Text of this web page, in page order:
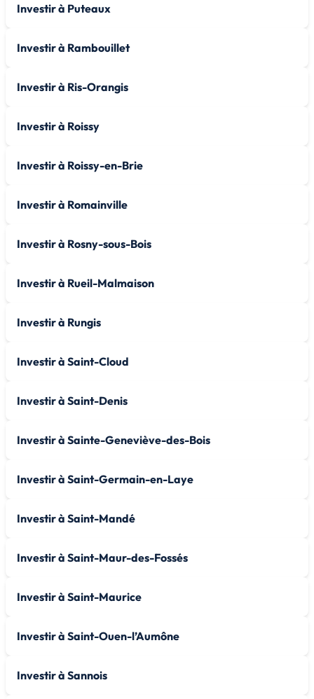
Investir à Puteaux
Investir à Rambouillet
Investir à Ris-Orangis
Investir à Roissy
Investir à Roissy-en-Brie
Investir à Romainville
Investir à Rosny-sous-Bois
Investir à Rueil-Malmaison
Investir à Rungis
Investir à Saint-Cloud
Investir à Saint-Denis
Investir à Sainte-Geneviève-des-Bois
Investir à Saint-Germain-en-Laye
Investir à Saint-Mandé
Investir à Saint-Maur-des-Fossés
Investir à Saint-Maurice
Investir à Saint-Ouen-l’Aumône
Investir à Sannois